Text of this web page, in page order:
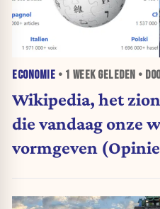
ECONOMIE • 1 WEEKGELEDEN •
Wikipedia, het
die vandaag onze
vormgeven